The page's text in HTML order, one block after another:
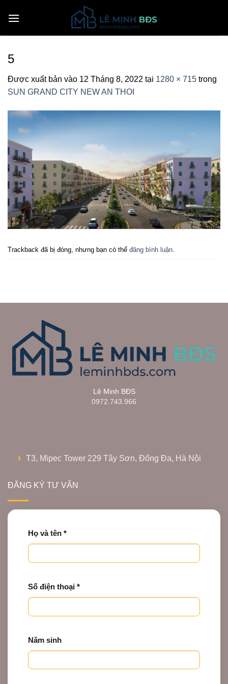
qua
5
Được xuất bản vào 12 Tháng 8, 2022 tại 1280 × 715 trong
SUN GRAND CITY NEW AN THOI
Trackback đã bị đóng, nhưng bạn có thể đăng bình luận
Lê Minh BĐS
0972.743.966
T3, Mipec Tower 229 Tây Sơn, Đống Đa, Hà Nội
ĐĂNG KÝ TƯ VẤN
Họ và tên *
Số điện thoại *
Năm sinh